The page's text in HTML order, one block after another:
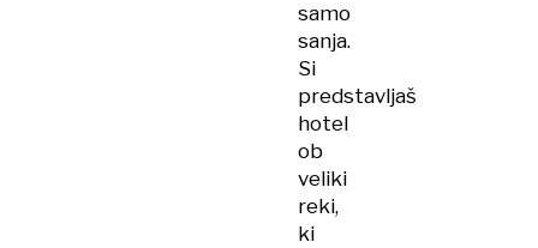
samo
sanja.
Si
predstavljaš
hotel
ob
veliki
reki,
ki